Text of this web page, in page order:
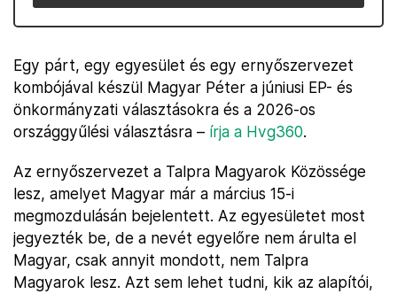
Egy párt, egy egyesület és egy ernyőszervezet
kombójával készül Magyar Péter a júniusi EP- és
önkormányzati választásokra és a 2026-os
országgyűlési választásra – írja a Hvg360.
Az ernyőszervezet a Talpra Magyarok Közössége
lesz, amelyet Magyar már a március 15-i
megmozdulásán bejelentett. Az egyesületet most
jegyezték be, de a nevét egyelőre nem árulta el
Magyar, csak annyit mondott, nem Talpra
Magyarok lesz. Azt sem lehet tudni, kik az alapítói,